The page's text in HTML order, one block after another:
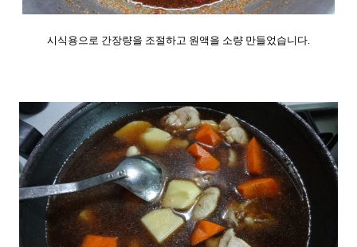
시식용으로 간장량을 조절하고 원액을 소량 만들었습니다.